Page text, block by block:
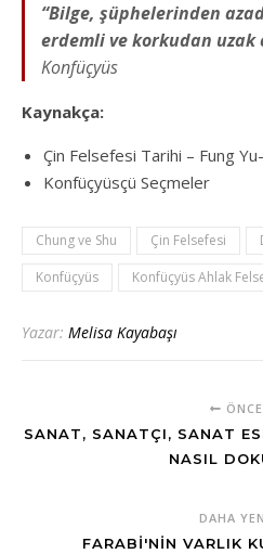
“Bilge, şüphelerinden
erdemli ve korkudan uzak
Konfüçyüs
Kaynakça:
Çin Felsefesi Tarihi – Fung
Konfüçyüsçü Seçmeler
Chung ve Shu Çin Felsefesi
Konfüçyüs
Konfüçyüs Ahlak
Yazar: Melisa Kayabaşı
SANAT, SANATÇI, SANAT
NASIL
DAHA
FARABI'NIN VARLIK